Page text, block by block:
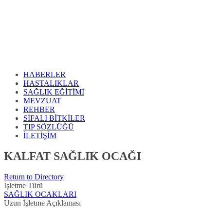
HABERLER
HASTALIKLAR
SAĞLIK EĞİTİMİ
MEVZUAT
REHBER
SİFALI BİTKİLER
TIP SÖZLÜĞÜ
İLETİŞİM
KALFAT SAĞLIK OCAĞI
Return to Directory
İşletme Türü
SAĞLIK OCAKLARI
Uzun İşletme Açıklaması